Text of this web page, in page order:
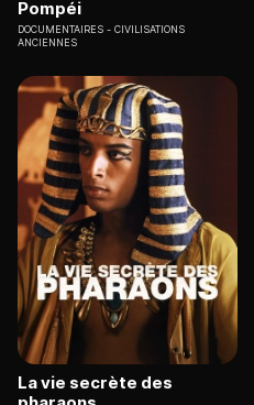
Pompéi
DOCUMENTAIRES
CIVILISATIONS
ANCIENNES
La vie secrète des